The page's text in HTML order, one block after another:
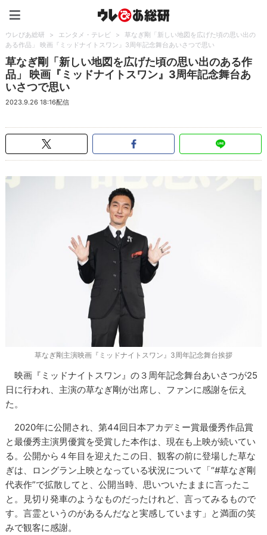
ウレぴあ総研 > エンタメ・テレビ >
草なぎ剛「新しい地図を広げた頃の思い出の
ある作品」 映画『ミッドナイトスワン』3周年記念舞台あいさつで思い
草なぎ剛「新しい地図を広げた頃の思い出のある作
品」 映画『ミッドナイトスワン』3周年記念舞台あ
いさつで思い
2023.9.26 18:16配信
草なぎ剛主演映画『ミッドナイトスワン』3周年記念舞台挨拶
映画『ミッドナイトスワン』の３周年記念舞台あいさつが25
日に行われ、主演の草なぎ剛が出席し、ファンに感謝を伝え
た。
2020年に公開され、第44回日本アカデミー賞最優秀作品賞
と最優秀主演男優賞を受賞した本作は、現在も上映が続いてい
る。公開から４年目を迎えたこの日、観客の前に登場した草な
ぎは、ロングラン上映となっている状況について「“#草なぎ剛
代表作”で拡散してと、公開当時、思いついたままに言ったこ
と。見切り発車のようなものだったけれど、言ってみるもので
す。言霊というのがあるんだなと実感しています」と満面の笑
みで観客に感謝。